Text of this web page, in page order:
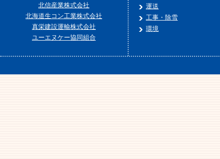
北信産業株式会社
北海道生コン工業株式会社
真栄建設運輸株式会社
ユーエヌケー協同組合
運送
工事・除雪
環境